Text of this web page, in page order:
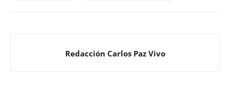
Redacción Carlos Paz Vivo